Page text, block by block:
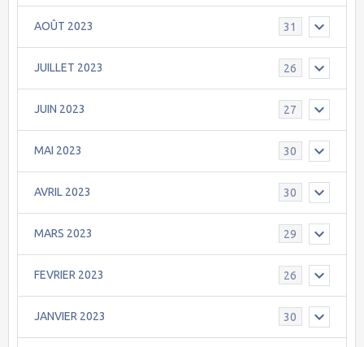
AOÛT 2023 31
JUILLET 2023 26
JUIN 2023 27
MAI 2023 30
AVRIL 2023 30
MARS 2023 29
FEVRIER 2023 26
JANVIER 2023 30